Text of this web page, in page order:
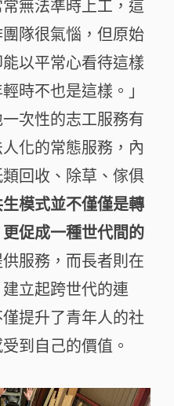
無法準時上工，這
隊很氣惱，但原始
以平常心看待這樣
時不也是這樣。」
次性的志工服務有
化的常態服務，內
回收、除草、傢俱
模式並不僅僅是轉
促成一種世代間的
服務，而長者則在
立起跨世代的連
提升了青年人的社
到自己的價值。